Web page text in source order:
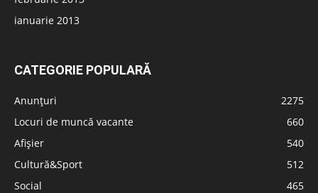
ianuarie 2013
CATEGORIE POPULARĂ
Anunțuri
2275
Locuri de muncă vacante
660
Afișier
540
Cultură&Sport
512
Social
465